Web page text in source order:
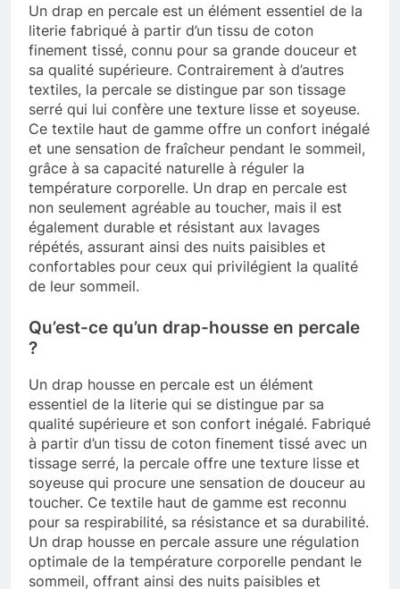
Un drap en percale est un élément essentiel de la
literie fabriqué à partir d’un tissu de coton
finement tissé, connu pour sa grande douceur et
sa qualité supérieure. Contrairement à d’autres
textiles, la percale se distingue par son tissage
serré qui lui confère une texture lisse et soyeuse.
Ce textile haut de gamme offre un confort inégalé
et une sensation de fraîcheur pendant le sommeil,
grâce à sa capacité naturelle à réguler la
température corporelle. Un drap en percale est
non seulement agréable au toucher, mais il est
également durable et résistant aux lavages
répétés, assurant ainsi des nuits paisibles et
confortables pour ceux qui privilégient la qualité
de leur sommeil.
Qu’est-ce qu’un drap-housse en percale
?
Un drap housse en percale est un élément
essentiel de la literie qui se distingue par sa
qualité supérieure et son confort inégalé. Fabriqué
à partir d’un tissu de coton finement tissé avec un
tissage serré, la percale offre une texture lisse et
soyeuse qui procure une sensation de douceur au
toucher. Ce textile haut de gamme est reconnu
pour sa respirabilité, sa résistance et sa durabilité.
Un drap housse en percale assure une régulation
optimale de la température corporelle pendant le
sommeil, offrant ainsi des nuits paisibles et